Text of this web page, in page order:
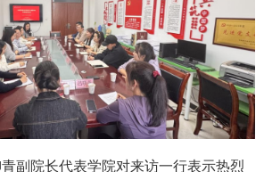
副院长代表学院对来访一行表示热烈